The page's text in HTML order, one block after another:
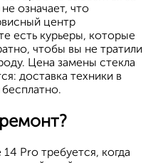
означает, что
центр
есть курьеры, которые
чтобы вы не тратили
Цена замены стекла
доставка техники в
Pro требуется, когда